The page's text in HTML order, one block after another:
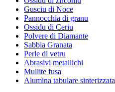
Gusciu di Noce
Pannocchia di granu
Ossidu di Ceriu
Polvere di Diamante
Sabbia Granata
Perle di vetru
Abrasivi metallichi
Mullite fusa
Alumina tabulare sinterizzata